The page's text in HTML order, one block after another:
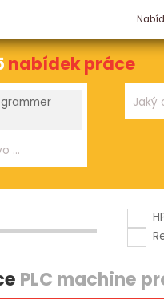
nabídek práce
PLC machine